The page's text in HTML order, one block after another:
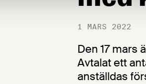
1 MARS 2022
Den 17 mars
Avtalat ett
anställdas